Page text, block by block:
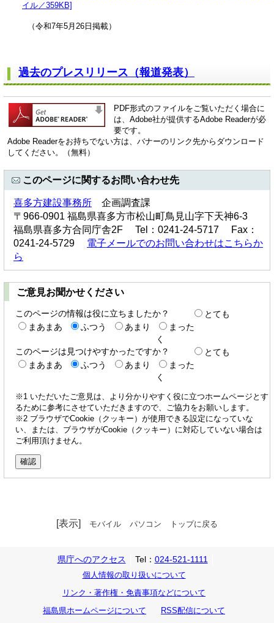
イル／359KB]
（令和7年5月26日掲載）
過去のプレスリリース（報道発表）
PDF形式のファイルをご覧いただく場合に
は、Adobe社が提供するAdobe Readerが必
要です。
Adobe Readerをお持ちでない方は、バナーのリンク先からダウンロード
してください。（無料）
このページに関するお問い合わせ先
喜多方建設事務所 企画調査課
〒966-0901 福島県喜多方市松山町鳥見山字下天神6-3
福島県喜多方合同庁舎2F Tel：0241-24-5717 Fax：
0241-24-5729 電子メールでのお問い合わせはこちらか
ら
ご意見お聞かせください
このページの情報は役に立ちましたか？
とても
まあまあ
ふつう あまり
まった
く
このページは見つけやすかったですか？
とても
まあまあ
ふつう あまり
まった
く
※1 いただいたご意見は、より分かりやすく役に立つホームページとす
るために参考にさせていただきますので、ご協力をお願いします。
※2 ブラウザでCookie（クッキー）が使用できる設定になっていな
い、または、ブラウザがCookie（クッキー）に対応していない場合は
ご利用頂けません。
[表示] モバイル パソコン トップに戻る
県庁へのアクセス Tel： 024-521-1111
個人情報の取り扱いについて
リンク・著作権・免責事項などについて
福島県ホームページについて
RSS配信について